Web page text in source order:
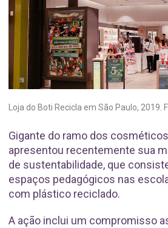
Loja do Boti Recicla em São Paulo, 2019.
Gigante do ramo dos
apresentou recentemente sua
de sustentabilidade, que
espaços pedagógicos nas
com plástico reciclado.
A ação inclui um compromisso